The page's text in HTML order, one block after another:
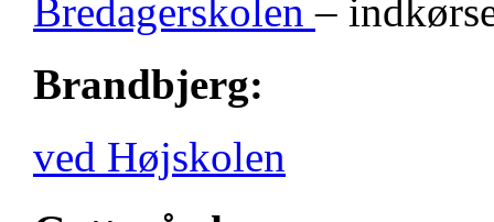
Bredagerskolen–
Brandbjerg:
ved Højskolen